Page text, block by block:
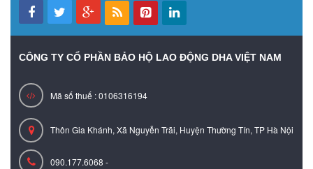
CÔNG TY CỔ PHẦN BẢO HỘ LAO ĐỘNG DHA VIỆT NAM
Mã số thuế : 0106316194
Thôn Gia Khánh, Xã Nguyễn Trãi, Huyện Thường Tín, TP Hà Nội
090.177.6068 -